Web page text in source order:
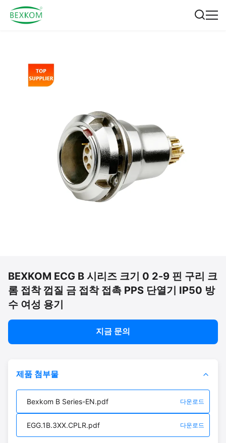
BEXKOM ECG B 시리즈 크기 0 2-9 핀 구리 크
롬 접착 껍질 금 접착 접촉 PPS 단열기 IP50 방
수 여성 용기
지금 문의
제품 첨부물
Bexkom B Series-EN.pdf 다운로드
EGG.1B.3XX.CPLR.pdf 다운로드